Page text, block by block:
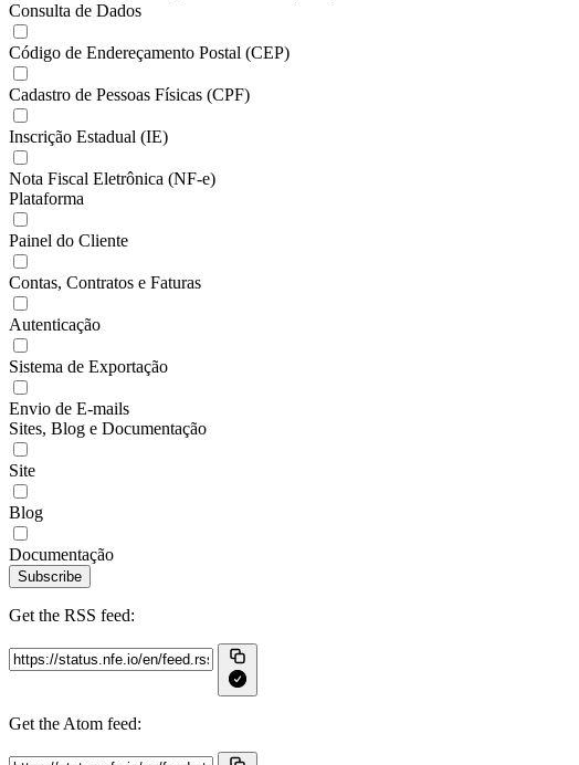
Consulta de Dados
Código de Endereçamento Postal (CEP)
Cadastro de Pessoas Físicas (CPF)
Inscrição Estadual (IE)
Nota Fiscal Eletrônica (NF-e)
Plataforma
Painel do Cliente
Contas, Contratos e Faturas
Autenticação
Sistema de Exportação
Envio de E-mails
Sites, Blog e Documentação
Site
Blog
Documentação
Subscribe
Get the RSS feed:
Get the Atom feed: